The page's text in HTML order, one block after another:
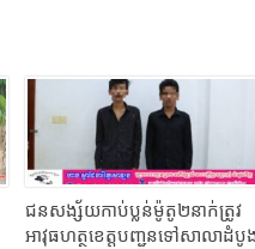
ជនសង្ស័យកាប់ប្លន់ម៉ូតូ២នាក់ត្រូវ
អាវុធហត្ថខេត្តបញ្ជូនទៅសាលាដំបូ